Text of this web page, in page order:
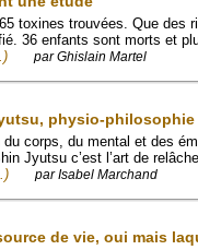
toxines trouvées. Que des
36 enfants sont morts et
par Ghislain Martel
physio-philosophie
du corps, du mental et des
Jyutsu c’est l’art de
par Isabel Marchand
de vie, oui mais